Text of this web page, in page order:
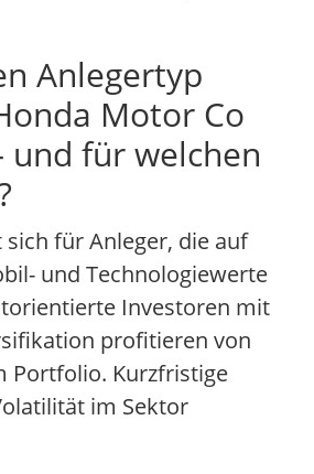
Anlegertyp
Motor Co
und für welchen
sich für Anleger, die auf
und Technologiewerte
Investoren mit
profitieren von
Portfolio. Kurzfristige
im Sektor